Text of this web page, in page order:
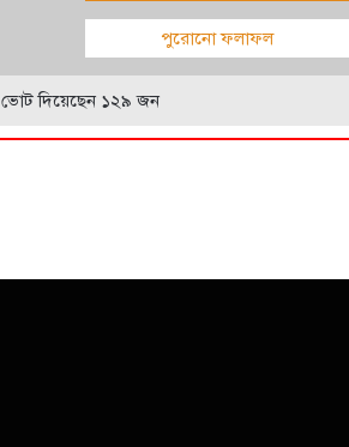
পুরোনো ফলাফল
ভোট দিয়েছেন ১২৯ জন